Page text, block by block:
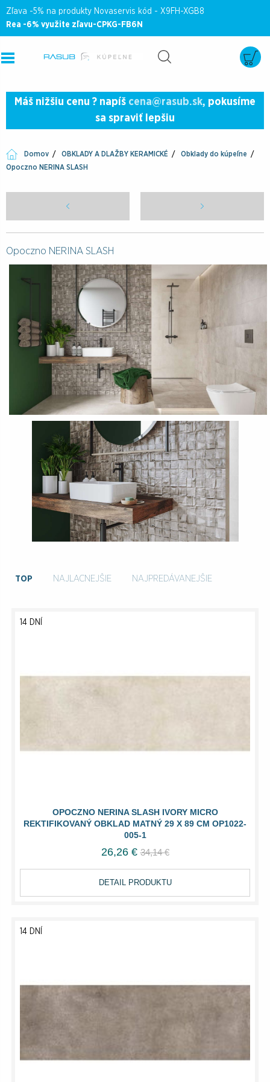
Zľava -5% na produkty Novaservis kód - X9FH-XGB8
Rea -6% využite zľavu-CPKG-FB6N
Máš nižšiu cenu ? napíš cena@rasub.sk, pokusíme
sa spraviť lepšiu
Domov OBKLADY A DLAŽBY KERAMICKÉ
Obklady do kúpeľne
Opoczno NERINA SLASH
Opoczno NERINA SLASH
TOP NAJLACNEJŠIE NAJPREDÁVANEJŠIE
OPOCZNO NERINA SLASH IVORY MICRO
REKTIFIKOVANÝ OBKLAD MATNÝ 29 X 89 CM OP1022-
005-1
14 DNÍ
26,26 € 34,14 €
DETAIL PRODUKTU
14 DNÍ